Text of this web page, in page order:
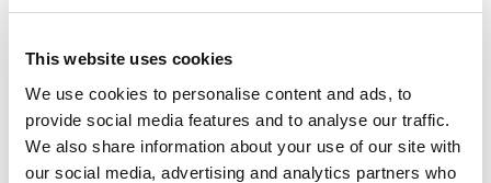
This website uses cookies
We use cookies to personalise content and ads, to
provide social media features and to analyse our traffic.
We also share information about your use of our site with
our social media, advertising and analytics partners who
og vil gerne undgå alt for store omkostninger, er en
Den bedste brændeovn for dig